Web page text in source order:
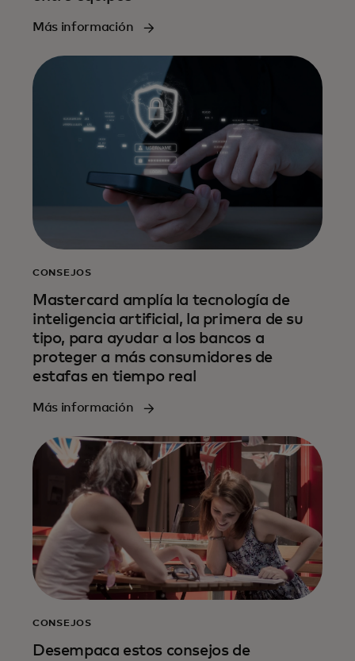
Más información
CONSEJOS
Mastercard amplía la tecnología de
inteligencia artificial, la primera de su
tipo, para ayudar a los bancos a
proteger a más consumidores de
estafas en tiempo real
Más información
CONSEJOS
Desempaca estos consejos de